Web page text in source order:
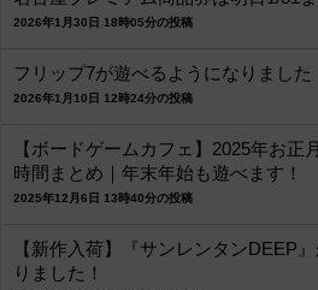
2026年1月30日 18時05分の投稿
フリップ7が遊べるようになりました
2026年1月10日 12時24分の投稿
【ボードゲームカフェ】2025年お正
時間まとめ｜年末年始も遊べます！
2025年12月6日 13時40分の投稿
【新作入荷】『サンレンタンDEEP
りました！